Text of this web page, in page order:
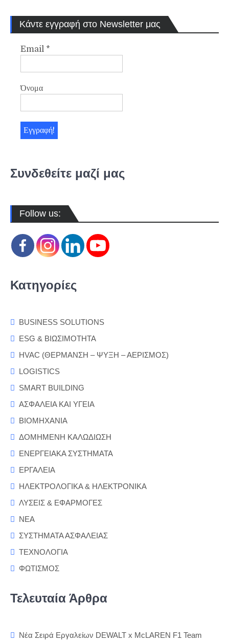
Κάντε εγγραφή στο Newsletter μας
Email *
Όνομα
Συνδεθείτε μαζί μας
Follow us:
Κατηγορίες
BUSINESS SOLUTIONS
ESG & ΒΙΩΣΙΜΟΤΗΤΑ
HVAC (ΘΕΡΜΑΝΣΗ – ΨΥΞΗ – ΑΕΡΙΣΜΟΣ)
LOGISTICS
SMART BUILDING
ΑΣΦΑΛΕΙΑ ΚΑΙ ΥΓΕΙΑ
ΒΙΟΜΗΧΑΝΙΑ
ΔΟΜΗΜΕΝΗ ΚΑΛΩΔΙΩΣΗ
ΕΝΕΡΓΕΙΑΚΑ ΣΥΣΤΗΜΑΤΑ
ΕΡΓΑΛΕΙΑ
ΗΛΕΚΤΡΟΛΟΓΙΚΑ & ΗΛΕΚΤΡΟΝΙΚΑ
ΛΥΣΕΙΣ & ΕΦΑΡΜΟΓΕΣ
ΝΕΑ
ΣΥΣΤΗΜΑΤΑ ΑΣΦΑΛΕΙΑΣ
ΤΕΧΝΟΛΟΓΙΑ
ΦΩΤΙΣΜΟΣ
Τελευταία Άρθρα
Νέα Σειρά Εργαλείων DEWALT x McLAREN F1 Team